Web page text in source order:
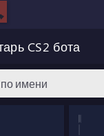
CS2 бота